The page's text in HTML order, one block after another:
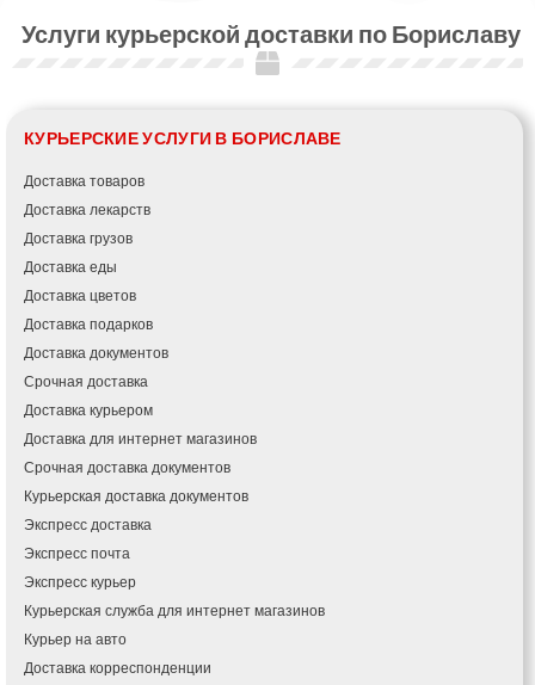
Услуги курьерской доставки по Бориславу
КУРЬЕРСКИЕ УСЛУГИ В БОРИСЛАВЕ
Доставка товаров
Доставка лекарств
Доставка грузов
Доставка еды
Доставка цветов
Доставка подарков
Доставка документов
Срочная доставка
Доставка курьером
Доставка для интернет магазинов
Срочная доставка документов
Курьерская доставка документов
Экспресс доставка
Экспресс почта
Экспресс курьер
Курьерская служба для интернет магазинов
Курьер на авто
Доставка корреспонденции